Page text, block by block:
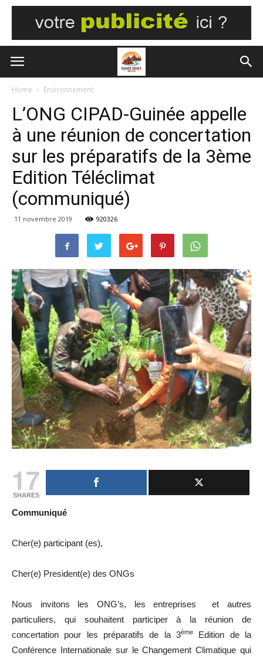
Home Environnement
L’ONG CIPAD-Guinée appelle
à une réunion de concertation
sur les préparatifs de la 3ème
Edition Téléclimat
(communiqué)
11 novembre 2019 920326
17
SHARES
Communiqué
Cher(e) participant (es),
Cher(e) President(e) des ONGs
Nous invitons les ONG’s, les entreprises et autres
particuliers, qui souhaitent participer à la réunion de
concertation pour les préparatifs de la 3ème
Edition de la
Conférence Internationale sur le Changement Climatique qui